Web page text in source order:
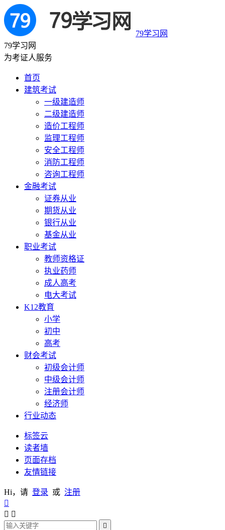
79学习网
79学习网
为考证人服务
首页
建筑考试
一级建造师
二级建造师
造价工程师
监理工程师
安全工程师
消防工程师
咨询工程师
金融考试
证券从业
期货从业
银行从业
基金从业
职业考试
教师资格证
执业药师
成人高考
电大考试
K12教育
小学
初中
高考
财会考试
初级会计师
中级会计师
注册会计师
经济师
行业动态
标签云
读者墙
页面存档
友情链接
Hi，请 登录 或 注册

 
